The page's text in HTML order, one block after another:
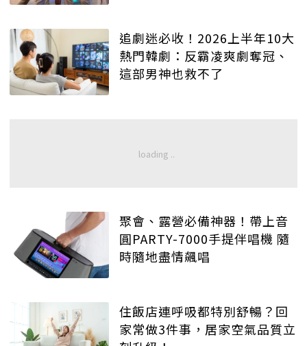
追劇迷必收！2026上半年10大
熱門韓劇：反霸凌爽劇奪冠、
這部男神也救不了
聚會、露營必備神器！帶上音
圓PARTY-7000手提伴唱機 隨
時隨地盡情飆唱
住飯店連呼吸都特別舒暢？回
家常做3件事，居家空氣品質立